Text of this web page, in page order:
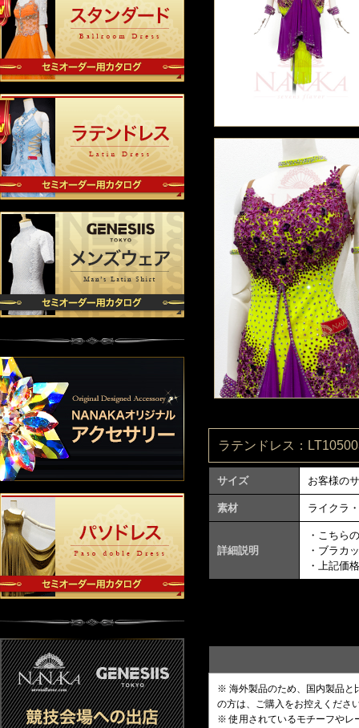
ラテンドレス：
サイズ お客様の
素材 ライクラ
詳細説明
・こちら
・ブラカ
・上記価
※ 海外製品のため、国内製品と
の方は、ご購入をお控えくださ
※ 使用されているモチーフやレ